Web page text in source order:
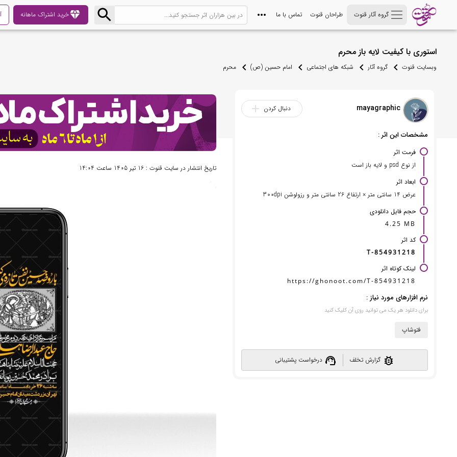
گروه آثار قنوت طراحان قنوت تماس با ما diamondخرید اشتراک ماهانه
استوری با کیفیت لایه باز محرم
وبسایت قنوت گروه آثار شبکه های اجتماعی امام حسین (ص) محرم
تاریخ انتشار در سایت قنوت : 16 تیر 1405 ساعت 14:04
mayagraphic دنبال کردن add
مشخصات این اثر :
فرمت اثر
از نوع psd و لایه باز است
ابعاد اثر
عرض 14 سانتی متر × ارتفاع 26 سانتی متر و رزولوشن 300dpi
حجم فایل دانلودی
4.25 MB
کد اثر
T-854931218
لینک کوتاه اثر
https://ghonoot.com/T-854931218
نرم افزارهای مورد نیاز :
برای دانلود هر یک می توانید روی آن کلیک کنید
فتوشاپ
bug_report گزارش تخلف support_agent درخواست پشتیبانی